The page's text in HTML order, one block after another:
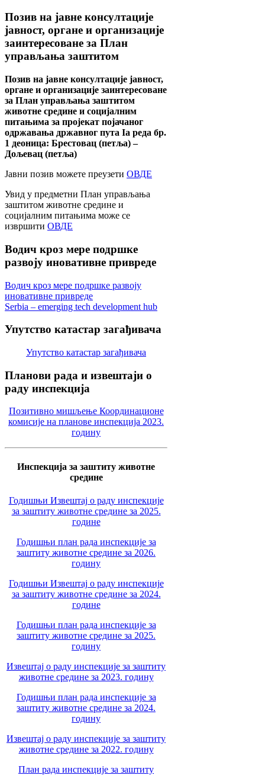
Позив на јавне консултације
јавност, органе и организације
заинтересоване за План
управљања заштитом
Позив на јавне консултације јавност,
органе и организације заинтересоване
за План управљања заштитом
животне средине и социјалним
питањима за пројекат појачаног
одржавања државног пута Ia реда бр.
1 деоница: Брестовац (петља) –
Дољевац (петља)
Јавни позив можете преузети ОВДЕ
Увид у предметни План управљања
заштитом животне средине и
социјалним питањима може се
извршити ОВДЕ
Водич кроз мере подршке
развоју иновативне привреде
Водич кроз мере подршке развоју
иновативне привреде
Serbia – emerging tech development hub
Упутство катастар загађивача
Упутство катастар загађивача
Планови рада и извештаји о
раду инспекција
Позитивно мишљење Координационе
комисије на планове инспекција 2023.
годину
Инспекција за заштиту животне
средине
Годишњи Извештај о раду инспекције
за заштиту животне средине за 2025.
године
Годишњи план рада инспекције за
заштиту животне средине за 2026.
годину
Годишњи Извештај о раду инспекције
за заштиту животне средине за 2024.
године
Годишњи план рада инспекције за
заштиту животне средине за 2025.
годину
Извештај о раду инспекције за заштиту
животне средине за 2023. годину
Годишњи план рада инспекције за
заштиту животне средине за 2024.
годину
Извештај о раду инспекције за заштиту
животне средине за 2022. годину
План рада инспекције за заштиту